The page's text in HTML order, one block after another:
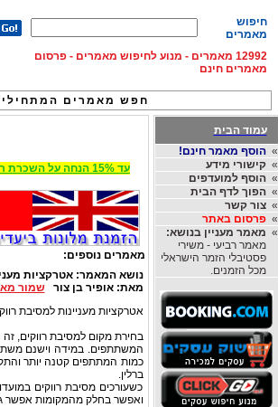
חיפוש
מאמרים
12992 מאמרים - מנוע לחיפוש מאמרים - פרסום
מאמרים חינם
חפש מאמרים
עמוד הבית
»הוסף מאמר חינם!
»קישורי מידע
»הוסף למועדפים
»הפוך לדף הבית
»צור קשר
»פרסום באתר
» מאמר מעניין בנושא:
מאמר רביעי - משירי
פסטיבלי הזמר הישראלי
מכל הזמנים.
עד 15% הנחה על השכרת רכב בחו"ל, מהחברות הגדולות בעולם, לחצו ל Rentingcar
מאמרים נוספים:
נושא המאמר:אטרקציות
מאת:אופיר בן צורשמור
אטרקציות מעניינות למסיבת
בחירת מקום למסיבת רווקים,
המשתתפים. במידה וישנם
כמות המתתפים קטנה יותר
ברלין.
ואפשר בחלק מהמקומות אפשר